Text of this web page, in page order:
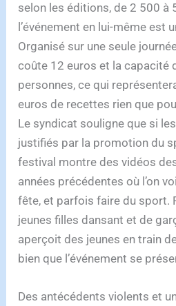
selon les éditions, de 2 500 à
l’événement en lui-même est
Organisé sur une seule
coûte 12 euros et la capacité
personnes, ce qui
euros de recettes rien que
Le syndicat souligne que si
justifiés par la promotion du
festival montre des vidéos
années précédentes où l’on
fête, et parfois faire du sport.
jeunes filles dansant et de
aperçoit des jeunes en train
bien que l’événement se
Des antécédents violents et